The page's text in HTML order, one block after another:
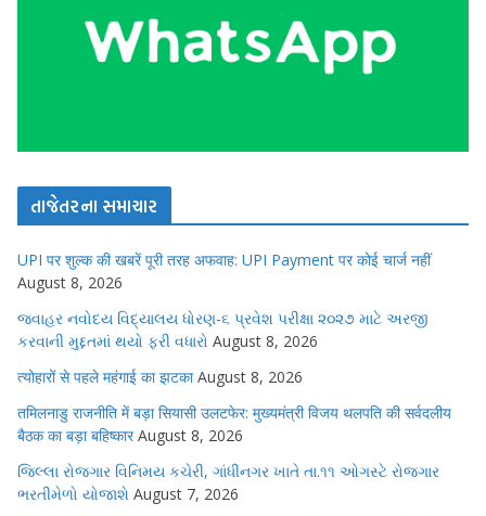
તાજેતરના સમાચાર
UPI पर शुल्क की खबरें पूरी तरह अफवाह: UPI Payment पर कोई चार्ज नहीं
August 8, 2026
જવાહર નવોદય વિદ્યાલય ધોરણ-૬ પ્રવેશ પરીક્ષા ૨૦૨૭ માટે અરજી
કરવાની મુદ્દતમાં થયો ફરી વધારો August 8, 2026
त्योहारों से पहले महंगाई का झटका August 8, 2026
तमिलनाडु राजनीति में बड़ा सियासी उलटफेर: मुख्यमंत्री विजय थलपति की सर्वदलीय
बैठक का बड़ा बहिष्कार August 8, 2026
જિલ્લા રોજગાર વિનિમય કચેરી, ગાંધીનગર ખાતે તા.૧૧ ઓગસ્ટે રોજગાર
ભરતીમેળો યોજાશે August 7, 2026